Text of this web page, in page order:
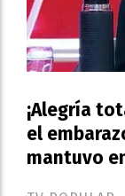
¡Alegría
el
mantuvo